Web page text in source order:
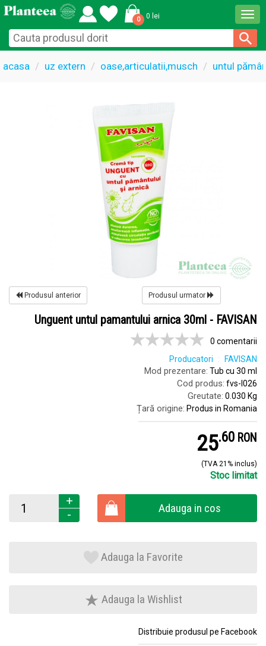
0 0 lei
acasa uz extern oase,articulatii,musch untul
Produsul anterior Produsul urmator
Unguent untul pamantului arnica 30ml - FAVISAN
0 comentarii
Producatori
FAVISAN
Mod prezentare: Tub cu 30 ml
Cod produs: fvs-l026
Greutate: 0.030 Kg
Țară origine: Produs in Romania
25.6 RON
(TVA 21% inclus)
Stoc limitat
+
-
Adauga in cos
Adauga la Favorite
Adauga la Wishlist
Distribuie produsul pe Facebook